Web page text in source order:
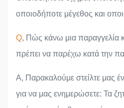
οποιοδήποτε μέγεθος και
Q, Πώς κάνω μια παραγγελία
πρέπει να παρέχω κατά την
Α, Παρακαλούμε στείλτε μας
για να μας ενημερώσετε: Τα